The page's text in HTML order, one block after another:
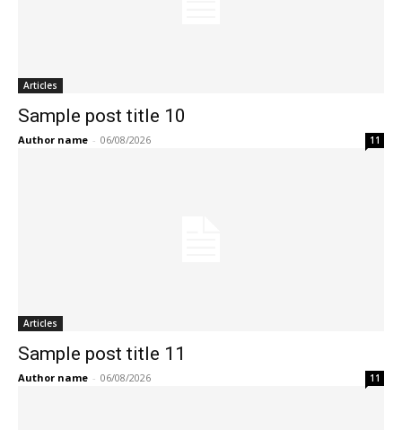
Articles
Sample post title 10
Author name - 06/08/2026 11
Articles
Sample post title 11
Author name - 06/08/2026 11